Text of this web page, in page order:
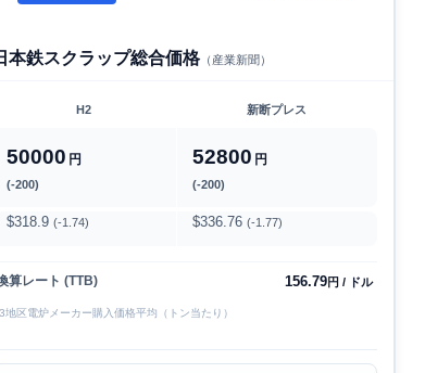
本鉄スクラップ総合価格（産業新聞）
H2 新断プレス
50000 円
(-200)
52800 円
(-200)
$318.9 (-1.74) $336.76 (-1.77)
算レート (TTB) 156.79円 / ドル
地区電炉メーカー購入価格平均（トン当たり）